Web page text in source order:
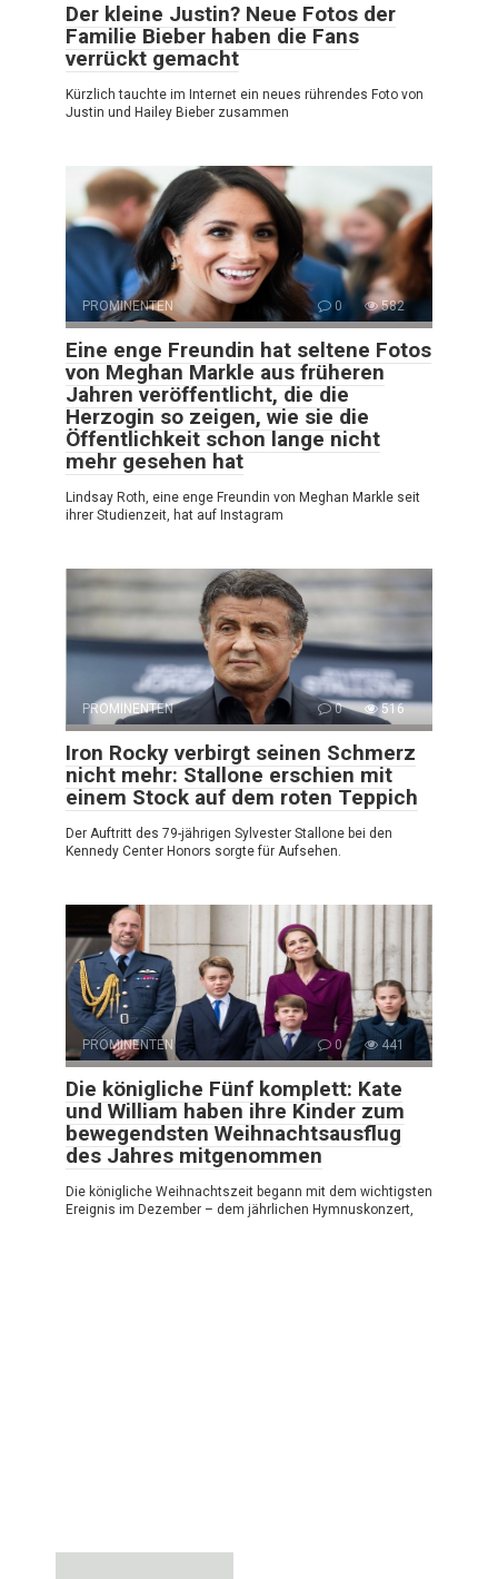
Der kleine Justin? Neue Fotos der
Familie Bieber haben die Fans
verrückt gemacht
Kürzlich tauchte im Internet ein neues rührendes Foto von
Justin und Hailey Bieber zusammen
PROMINENTEN 0 582
Eine enge Freundin hat seltene Fotos
von Meghan Markle aus früheren
Jahren veröffentlicht, die die
Herzogin so zeigen, wie sie die
Öffentlichkeit schon lange nicht
mehr gesehen hat
Lindsay Roth, eine enge Freundin von Meghan Markle seit
ihrer Studienzeit, hat auf Instagram
PROMINENTEN 0 516
Iron Rocky verbirgt seinen Schmerz
nicht mehr: Stallone erschien mit
einem Stock auf dem roten Teppich
Der Auftritt des 79-jährigen Sylvester Stallone bei den
Kennedy Center Honors sorgte für Aufsehen.
PROMINENTEN 0 441
Die königliche Fünf komplett: Kate
und William haben ihre Kinder zum
bewegendsten Weihnachtsausflug
des Jahres mitgenommen
Die königliche Weihnachtszeit begann mit dem wichtigsten
Ereignis im Dezember – dem jährlichen Hymnuskonzert,